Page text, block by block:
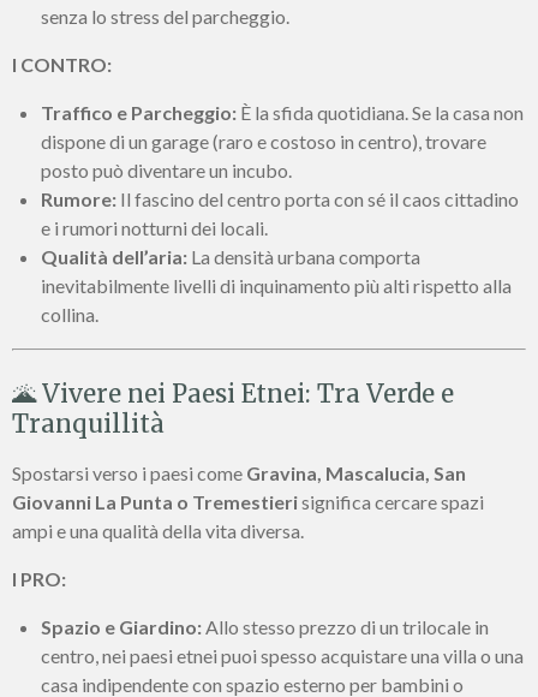
senza lo stress del parcheggio.
I CONTRO:
Traffico e Parcheggio: È la sfida quotidiana. Se la casa non
dispone di un garage (raro e costoso in centro), trovare
posto può diventare un incubo.
Rumore: Il fascino del centro porta con sé il caos cittadino
e i rumori notturni dei locali.
Qualità dell’aria: La densità urbana comporta
inevitabilmente livelli di inquinamento più alti rispetto alla
collina.
🌋 Vivere nei Paesi Etnei: Tra Verde e
Tranquillità
Spostarsi verso i paesi come Gravina, Mascalucia, San
Giovanni La Punta o Tremestierisignifica cercare spazi
ampi e una qualità della vita diversa.
I PRO:
Spazio e Giardino: Allo stesso prezzo di un trilocale in
centro, nei paesi etnei puoi spesso acquistare una villa o una
casa indipendente con spazio esterno per bambini o